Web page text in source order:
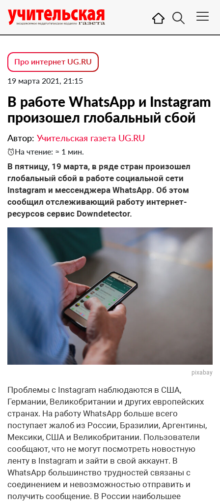
Про интернет UG.RU
19 марта 2021, 21:15
В работе WhatsApp и Instagram
произошел глобальный сбой
Автор: Учительская газета UG.RU
На чтение: ≈ 1 мин.
В пятницу, 19 марта, в ряде стран произошел
глобальный сбой в работе социальной сети
Instagram и мессенджера WhatsApp. Об этом
сообщил отслеживающий работу интернет-
ресурсов сервис Downdetector.
pixabay
Проблемы с Instagram наблюдаются в США,
Германии, Великобритании и других европейских
странах. На работу WhatsApp больше всего
поступает жалоб из России, Бразилии, Аргентины,
Мексики, США и Великобритании. Пользователи
сообщают, что не могут посмотреть новостную
ленту в Instagram и зайти в свой аккаунт. В
WhatsApp большинство трудностей связаны с
соединением и невозможностью отправить и
получить сообщение. В России наибольшее